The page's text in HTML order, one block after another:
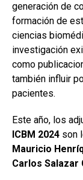
generación de
formación de
ciencias
investigación
como
también influir
pacientes.
Este año, los
ICBM 2024 son
Mauricio
Carlos Salazar